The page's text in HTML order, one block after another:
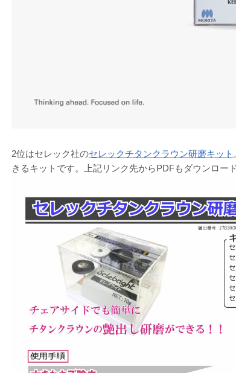
2位はセレック社のセレックチタンクラウン研磨キット
きるキットです。上記リンク先からPDFもダウンロー